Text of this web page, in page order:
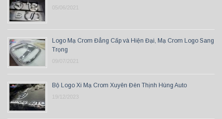
05/06/2021
Logo Mạ Crom Đẳng Cấp và Hiện Đại, Mạ Crom Logo Sang
Trọng
09/07/2021
Bộ Logo Xi Mạ Crom Xuyên Đèn Thịnh Hùng Auto
19/12/2023